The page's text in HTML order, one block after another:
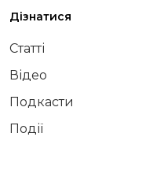
Дізнатися
Статті
Відео
Подкасти
Події